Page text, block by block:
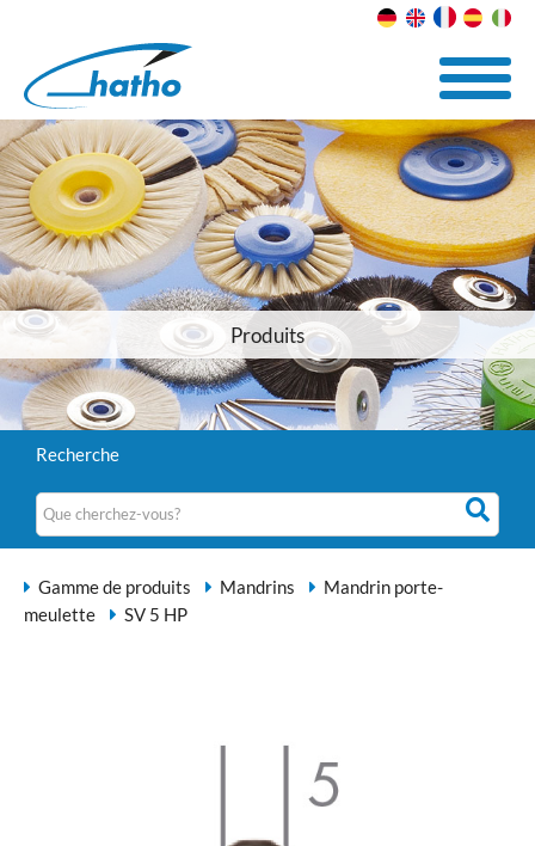
Produits
Recherche
Gamme de produits Mandrins
Mandrin porte-
meulette
SV 5 HP